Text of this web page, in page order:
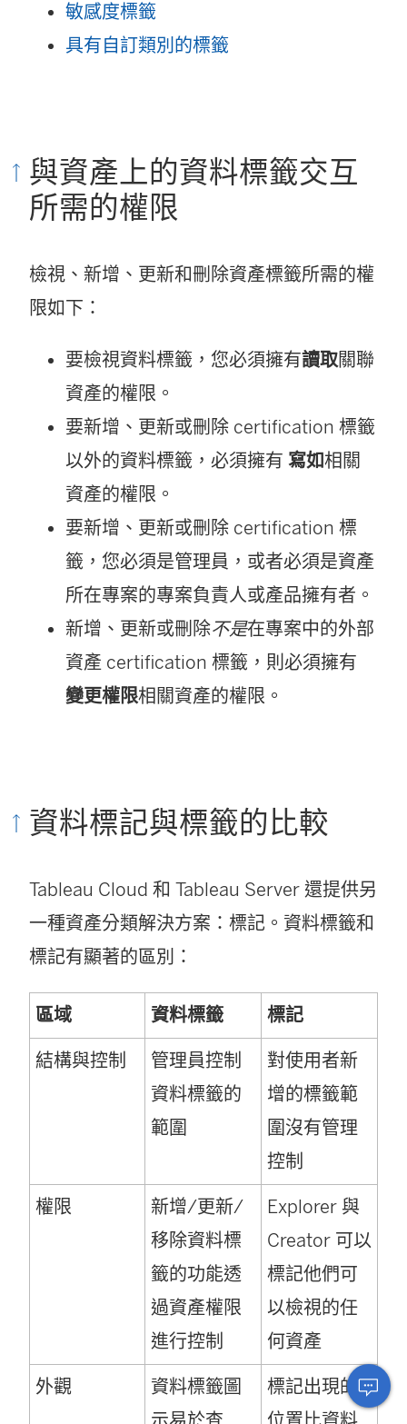
敏感度標籤
具有自訂類別的標籤
與資產上的資料標籤交互
所需的權限
檢視、新增、更新和刪除資產標籤所需的權
限如下：
要檢視資料標籤，您必須擁有讀取關聯
資產的權限。
要新增、更新或刪除 certification 標籤
以外的資料標籤，必須擁有 寫如相關
資產的權限。
要新增、更新或刪除 certification 標
籤，您必須是管理員，或者必須是資產
所在專案的專案負責人或產品擁有者。
新增、更新或刪除不是在專案中的外部
資產 certification 標籤，則必須擁有
變更權限相關資產的權限。
資料標記與標籤的比較
Tableau Cloud 和 Tableau Server 還提供另
一種資產分類解決方案：標記。資料標籤和
標記有顯著的區別：
區域 資料標籤 標記
結構與控制
管理員控制
資料標籤的
範圍
對使用者新
增的標籤範
圍沒有管理
控制
權限
新增/更新/
移除資料標
籤的功能透
過資產權限
進行控制
Explorer 與
Creator 可以
標記他們可
以檢視的任
何資產
外觀
資料標籤圖
標記出現的